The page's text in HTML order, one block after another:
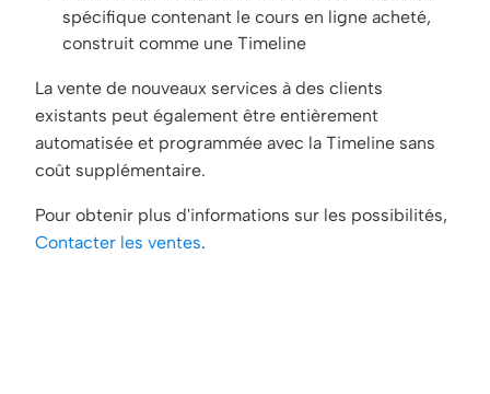
spécifique contenant le cours en ligne acheté,
construit comme une Timeline
La vente de nouveaux services à des clients
existants peut également être entièrement
automatisée et programmée avec la Timeline sans
coût supplémentaire.
Pour obtenir plus d'informations sur les possibilités,
Contacter les ventes.